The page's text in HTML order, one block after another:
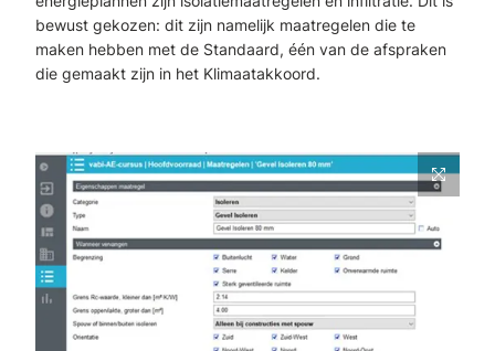
bewust gekozen: dit zijn namelijk maatregelen die te
maken hebben met de Standaard, één van de afspraken
die gemaakt zijn in het Klimaatakkoord.